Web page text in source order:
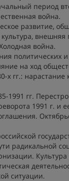
период
война.
развитие,
война.
политических
на ход
х гг.: нарастание
1991 гг.
1991 г. и
радикальной
ситуации.